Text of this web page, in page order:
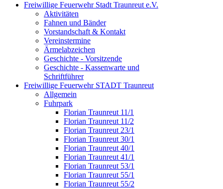
Freiwillige Feuerwehr Stadt Traunreut e.V.
Aktivitäten
Fahnen und Bänder
Vorstandschaft & Kontakt
Vereinstermine
Ärmelabzeichen
Geschichte - Vorsitzende
Geschichte - Kassenwarte und
Schriftführer
Freiwillige Feuerwehr STADT Traunreut
Allgemein
Fuhrpark
Florian Traunreut 11/1
Florian Traunreut 11/2
Florian Traunreut 23/1
Florian Traunreut 30/1
Florian Traunreut 40/1
Florian Traunreut 41/1
Florian Traunreut 53/1
Florian Traunreut 55/1
Florian Traunreut 55/2